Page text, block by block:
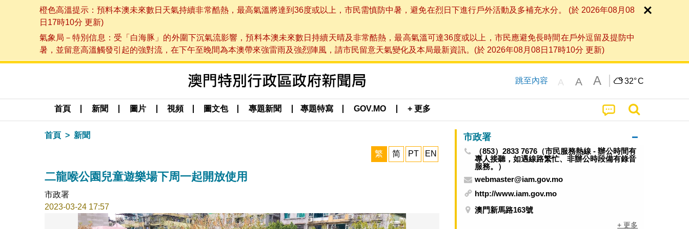
橙色高溫提示：預料本澳未來數日天氣持續非常酷熱，最高氣溫將達到36度或以上，市民需慎防中暑，避免在烈日下進行戶外活動及多補充水分。 (於 2026年08月08
日17時10分 更新)
氣象局－特別信息：受「白海豚」的外圍下沉氣流影響，預料本澳未來數日持續天晴及非常酷熱，最高氣溫可達36度或以上，市民應避免長時間在戶外逗留及提防中
暑，並留意高溫觸發引起的強對流，在下午至晚間為本澳帶來強雷雨及強烈陣風，請市民留意天氣變化及本局最新資訊。(於 2026年08月08日17時10分 更新)
跳至內容 A A A 32°C
首頁 新聞 圖片 視頻 圖文包 專題新聞 專題特寫 GOV.MO + 更多
首頁 新聞
繁 简 PT EN
二龍喉公園兒童遊樂場下周一起開放使用
市政署
2023-03-24 17:57
市政署
（853）2833 7676（市民服務熱線 - 辦公時間有
專人接聽，如遇線路繁忙、非辦公時段備有錄音
服務。）
webmaster@iam.gov.mo
http://www.iam.gov.mo
澳門新馬路163號
+ 更多